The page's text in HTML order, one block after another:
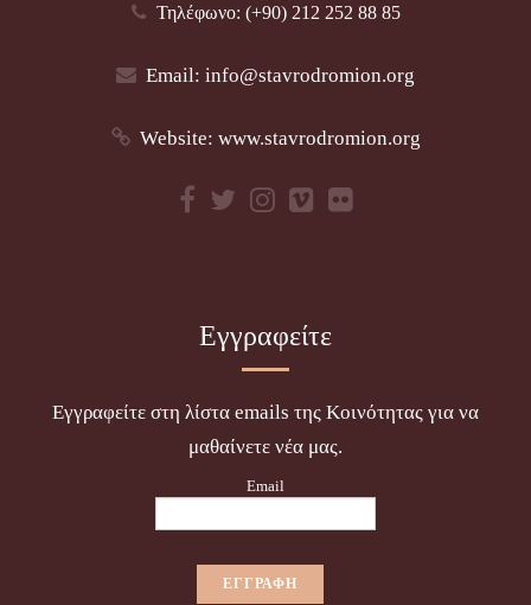
Τηλέφωνο: (+90) 212 252 88 85
Email: info@stavrodromion.org
Website: www.stavrodromion.org
Εγγραφείτε
Εγγραφείτε στη λίστα emails της Κοινότητας για να
μαθαίνετε νέα μας.
Email